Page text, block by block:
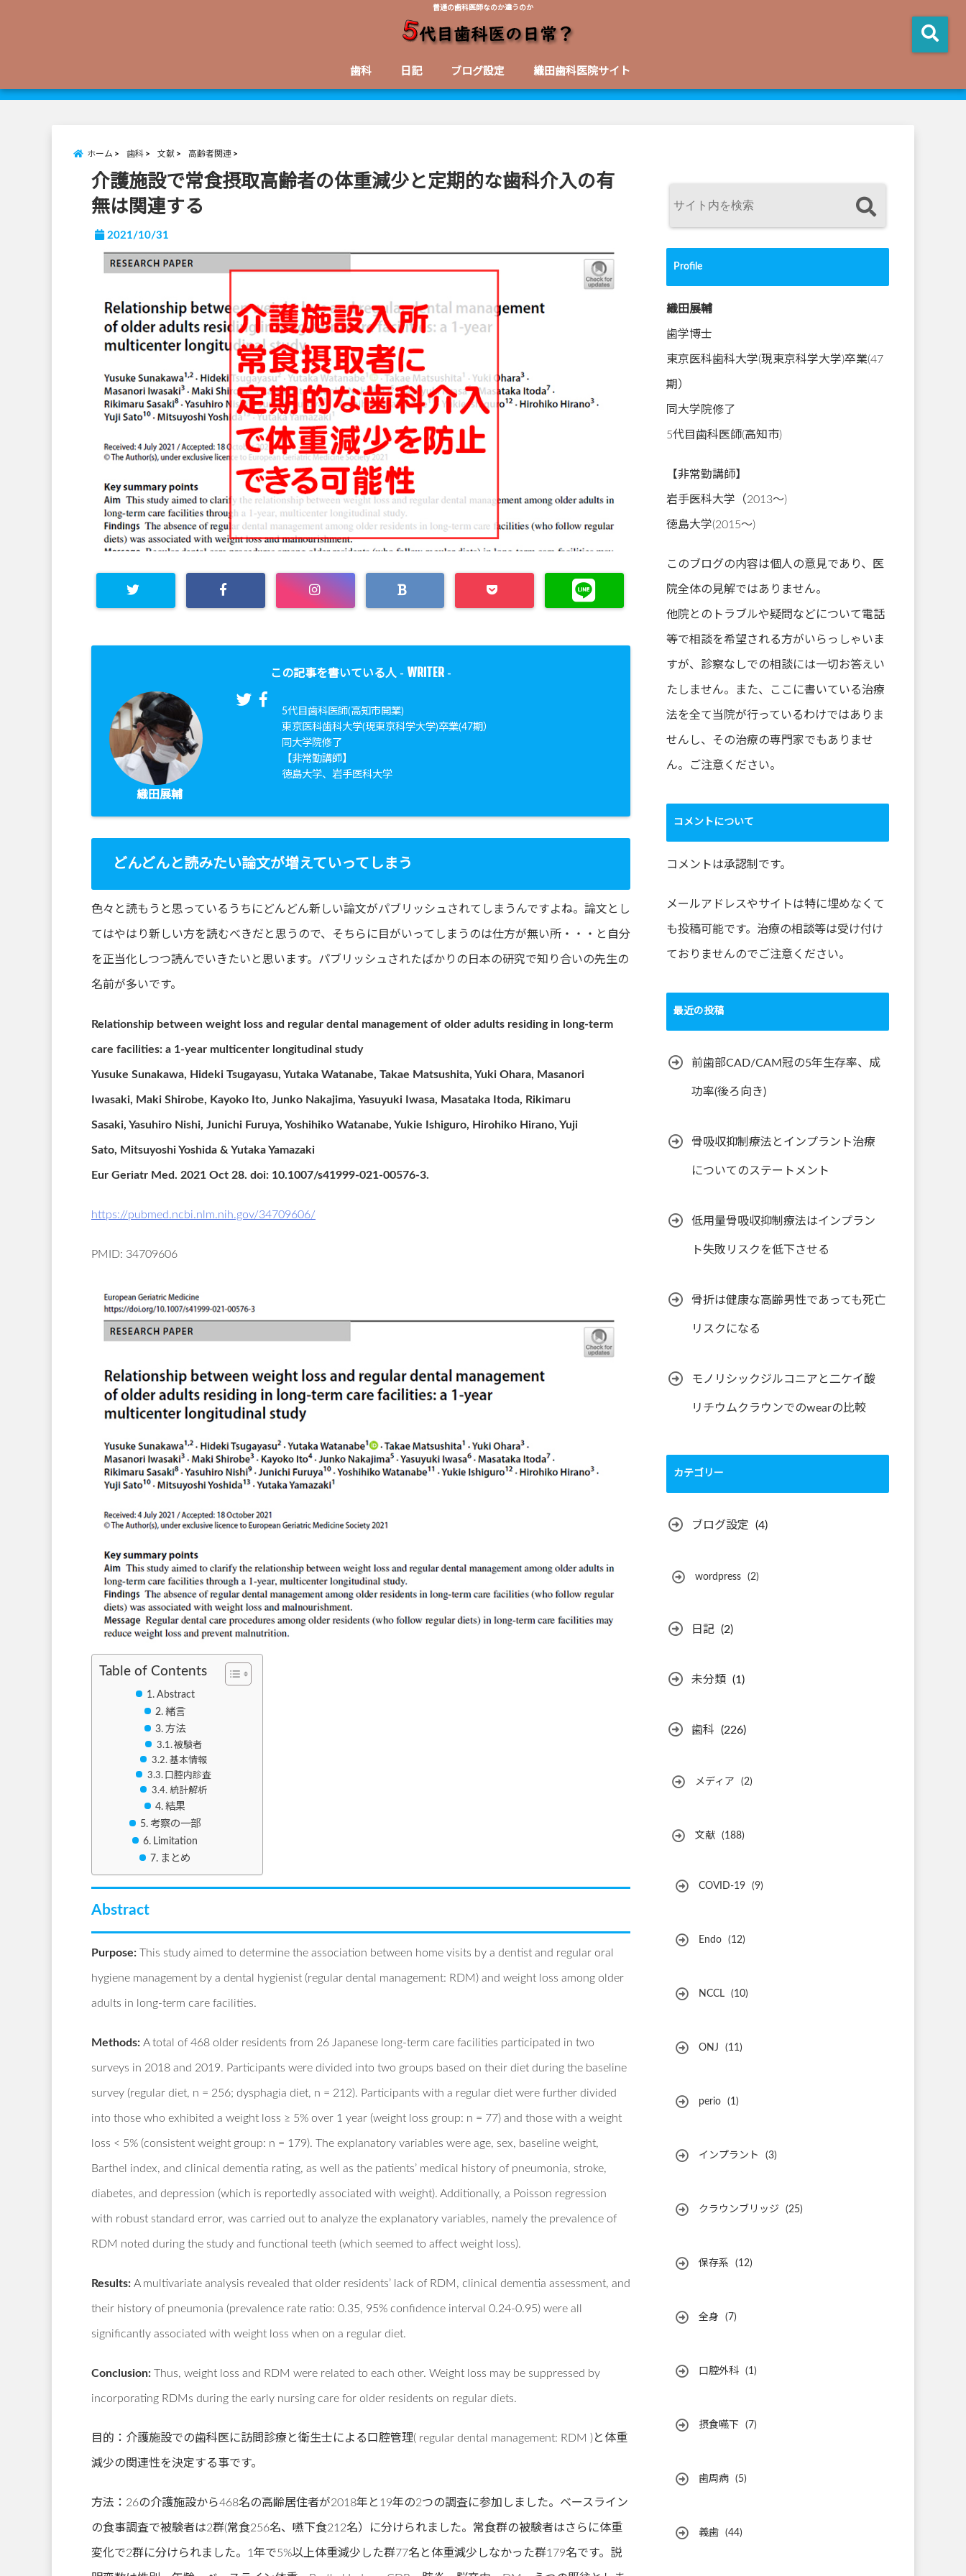
普通の歯科医師なのか違うのか
歯科 日記 ブログ設定 織田歯科医院サイト
ホーム 歯科 文献 高齢者関連
介護施設で常食摂取高齢者の体重減少と定期的な歯科介入の有
無は関連する
2021/10/31
この記事を書いている人 - WRITER -
織田展輔
5代目歯科医師(高知市開業)
東京医科歯科大学(現東京科学大学)卒業(47期）
同大学院修了
【非常勤講師】
徳島大学、岩手医科大学
どんどんと読みたい論文が増えていってしまう
色々と読もうと思っているうちにどんどん新しい論文がパブリッシュされてしまうんですよね。論文とし
てはやはり新しい方を読むべきだと思うので、そちらに目がいってしまうのは仕方が無い所・・・と自分
を正当化しつつ読んでいきたいと思います。パブリッシュされたばかりの日本の研究で知り合いの先生の
名前が多いです。
Relationship between weight loss and regular dental management of older adults residing in long-term
care facilities: a 1-year multicenter longitudinal study
Yusuke Sunakawa, Hideki Tsugayasu, Yutaka Watanabe, Takae Matsushita, Yuki Ohara, Masanori
Iwasaki, Maki Shirobe, Kayoko Ito, Junko Nakajima, Yasuyuki Iwasa, Masataka Itoda, Rikimaru
Sasaki, Yasuhiro Nishi, Junichi Furuya, Yoshihiko Watanabe, Yukie Ishiguro, Hirohiko Hirano, Yuji
Sato, Mitsuyoshi Yoshida & Yutaka Yamazaki
Eur Geriatr Med. 2021 Oct 28. doi: 10.1007/s41999-021-00576-3.
https://pubmed.ncbi.nlm.nih.gov/34709606/
PMID: 34709606
Table of Contents
Abstract
緒言
方法
被験者
基本情報
口腔内診査
統計解析
結果
考察の一部
Limitation
まとめ
Abstract
Purpose: This study aimed to determine the association between home visits by a dentist and regular oral
hygiene management by a dental hygienist (regular dental management: RDM) and weight loss among older
adults in long-term care facilities.
Methods: A total of 468 older residents from 26 Japanese long-term care facilities participated in two
surveys in 2018 and 2019. Participants were divided into two groups based on their diet during the baseline
survey (regular diet, n = 256; dysphagia diet, n = 212). Participants with a regular diet were further divided
into those who exhibited a weight loss ≥ 5% over 1 year (weight loss group: n = 77) and those with a weight
loss < 5% (consistent weight group: n = 179). The explanatory variables were age, sex, baseline weight,
Barthel index, and clinical dementia rating, as well as the patients’ medical history of pneumonia, stroke,
diabetes, and depression (which is reportedly associated with weight). Additionally, a Poisson regression
with robust standard error, was carried out to analyze the explanatory variables, namely the prevalence of
RDM noted during the study and functional teeth (which seemed to affect weight loss).
Results: A multivariate analysis revealed that older residents’ lack of RDM, clinical dementia assessment, and
their history of pneumonia (prevalence rate ratio: 0.35, 95% confidence interval 0.24-0.95) were all
significantly associated with weight loss when on a regular diet.
Conclusion: Thus, weight loss and RDM were related to each other. Weight loss may be suppressed by
incorporating RDMs during the early nursing care for older residents on regular diets.
目的：介護施設での歯科医に訪問診療と衛生士による口腔管理( regular dental management: RDM )と体重
減少の関連性を決定する事です。
方法：26の介護施設から468名の高齢居住者が2018年と19年の2つの調査に参加しました。ベースライン
の食事調査で被験者は2群(常食256名、嚥下食212名）に分けられました。常食群の被験者はさらに体重
変化で2群に分けられました。1年で5%以上体重減少した群77名と体重減少しなかった群179名です。説
Profile
織田展輔
歯学博士
東京医科歯科大学(現東京科学大学)卒業(47
期）
同大学院修了
5代目歯科医師(高知市)
【非常勤講師】
岩手医科大学（2013～)
徳島大学(2015～)
このブログの内容は個人の意見であり、医
院全体の見解ではありません。
他院とのトラブルや疑問などについて電話
等で相談を希望される方がいらっしゃいま
すが、診察なしでの相談には一切お答えい
たしません。また、ここに書いている治療
法を全て当院が行っているわけではありま
せんし、その治療の専門家でもありませ
ん。ご注意ください。
コメントについて
コメントは承認制です。
メールアドレスやサイトは特に埋めなくて
も投稿可能です。治療の相談等は受け付け
ておりませんのでご注意ください。
最近の投稿
前歯部CAD/CAM冠の5年生存率、成
功率(後ろ向き)
骨吸収抑制療法とインプラント治療
についてのステートメント
低用量骨吸収抑制療法はインプラン
ト失敗リスクを低下させる
骨折は健康な高齢男性であっても死亡
リスクになる
モノリシックジルコニアと二ケイ酸
リチウムクラウンでのwearの比較
カテゴリー
ブログ設定 (4)
wordpress (2)
日記 (2)
未分類 (1)
歯科 (226)
メディア (2)
文献 (188)
COVID-19 (9)
Endo (12)
NCCL (10)
ONJ (11)
perio (1)
インプラント (3)
クラウンブリッジ (25)
保存系 (12)
全身 (7)
口腔外科 (1)
摂食嚥下 (7)
歯周病 (5)
義歯 (44)